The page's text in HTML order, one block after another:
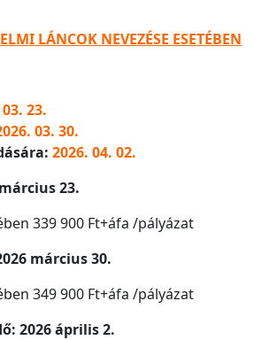
LÁNCOK NEVEZÉSE ESETÉBEN
23.
03. 30.
2026. 04. 02.
23.
339 900 Ft+áfa /pályázat
március 30.
349 900 Ft+áfa /pályázat
2026 április 2.